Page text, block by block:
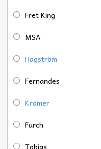
Fret King
MSA
Hagström
Fernandes
Kramer
Furch
Tobias